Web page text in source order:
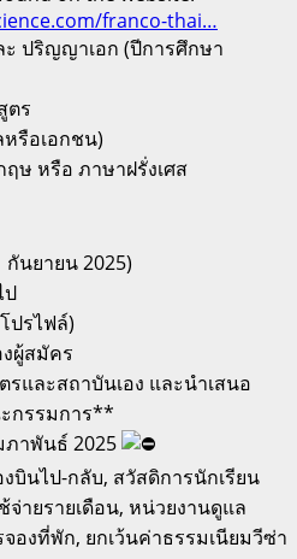
franco-thai…
ปริญญาเอก (ปีการศึกษา
ตร
รือเอกชน)
ษ หรือ ภาษาฝรั่งเศส
กันยายน 2025)
ป
ปรไฟล์)
ผู้สมัคร
และสถาบันเอง และนำเสนอ
กรรมการ**
าพันธ์ 2025
บินไป-กลับ, สวัสดิการนักเรียน
ายรายเดือน, หน่วยงานดูแล
องที่พัก, ยกเว้นค่าธรรมเนียมวีซ่า